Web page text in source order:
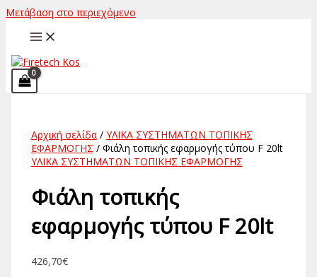
Μετάβαση στο περιεχόμενο
Αρχική σελίδα/ ΥΛΙΚΑ ΣΥΣΤΗΜΑΤΩΝ ΤΟΠΙΚΗΣ
ΕΦΑΡΜΟΓΗΣ / Φιάλη τοπικής εφαρμογής τύπου F 20lt
ΥΛΙΚΑ ΣΥΣΤΗΜΑΤΩΝ ΤΟΠΙΚΗΣ ΕΦΑΡΜΟΓΗΣ
Φιάλη τοπικής
εφαρμογής τύπου F 20lt
426,70€